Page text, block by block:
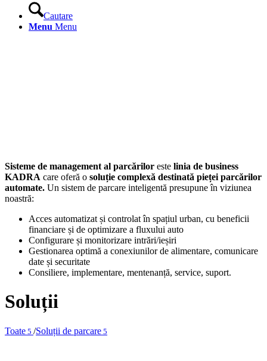
Cautare
Menu Menu
Sisteme de management al parcărilor este linia de business
KADRA care oferă o soluție complexă destinată pieței parcărilor
automate. Un sistem de parcare inteligentă presupune în viziunea
noastră:
Acces automatizat și controlat în spațiul urban, cu beneficii
financiare și de optimizare a fluxului auto
Configurare și monitorizare intrări/ieșiri
Gestionarea optimă a conexiunilor de alimentare, comunicare
date și securitate
Consiliere, implementare, mentenanță, service, suport.
Soluții
Toate 5 /Soluții de parcare 5